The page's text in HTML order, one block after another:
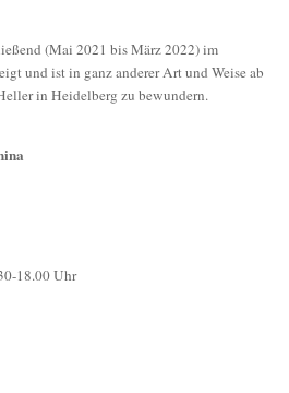
(Mai 2021 bis März 2022) im
und ist in ganz anderer Art und Weise ab
in Heidelberg zu bewundern.
18.00 Uhr